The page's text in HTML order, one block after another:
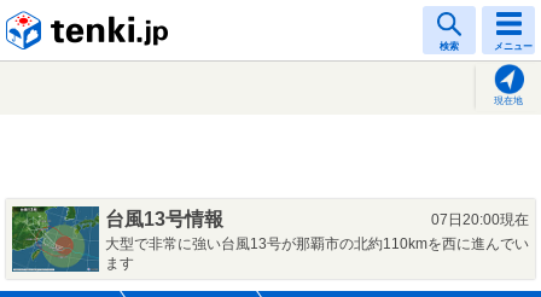
検索 メニュー
現在地
台風13号情報
07日20:00現在
大型で非常に強い台風13号が那覇市の北約110kmを西に進んでい
ます